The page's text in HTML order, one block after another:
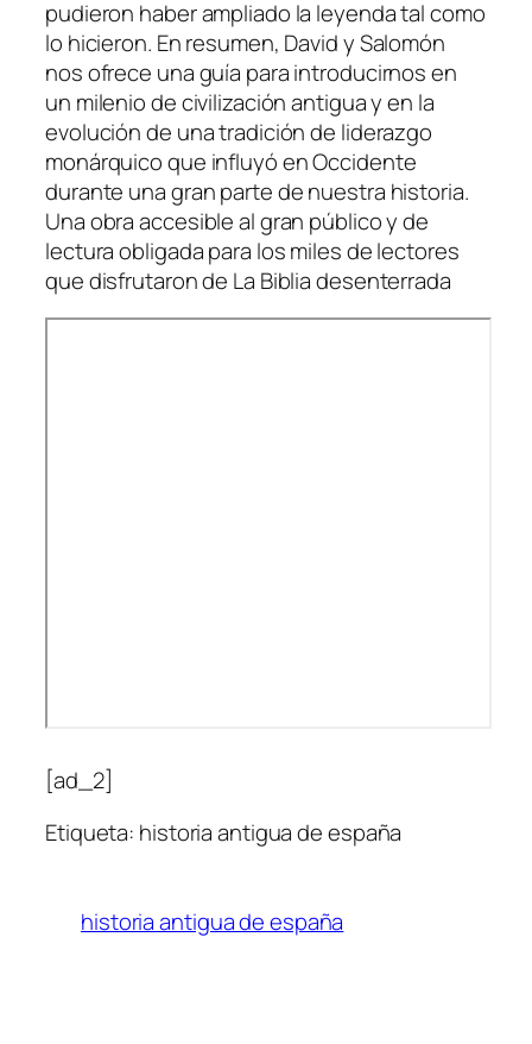
pudieron haber ampliado la leyenda tal como
lo hicieron. En resumen, David y Salomón
nos ofrece una guía para introducirnos en
un milenio de civilización antigua y en la
evolución de una tradición de liderazgo
monárquico que influyó en Occidente
durante una gran parte de nuestra historia.
Una obra accesible al gran público y de
lectura obligada para los miles de lectores
que disfrutaron de La Biblia desenterrada
[ad_2]
Etiqueta: historia antigua de españa
historia antigua de españa